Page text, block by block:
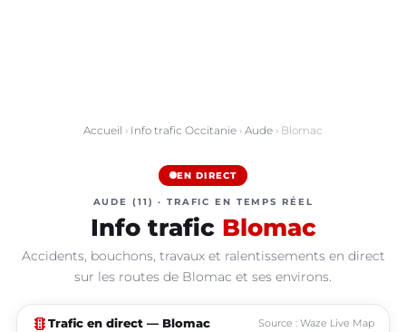
Accueil › Info trafic Occitanie › Aude › Blomac
EN DIRECT
AUDE (11) · TRAFIC EN TEMPS RÉEL
Info trafic Blomac
Accidents, bouchons, travaux et ralentissements en direct
sur les routes de Blomac et ses environs.
traffic Trafic en direct — Blomac Source : Waze Live Map